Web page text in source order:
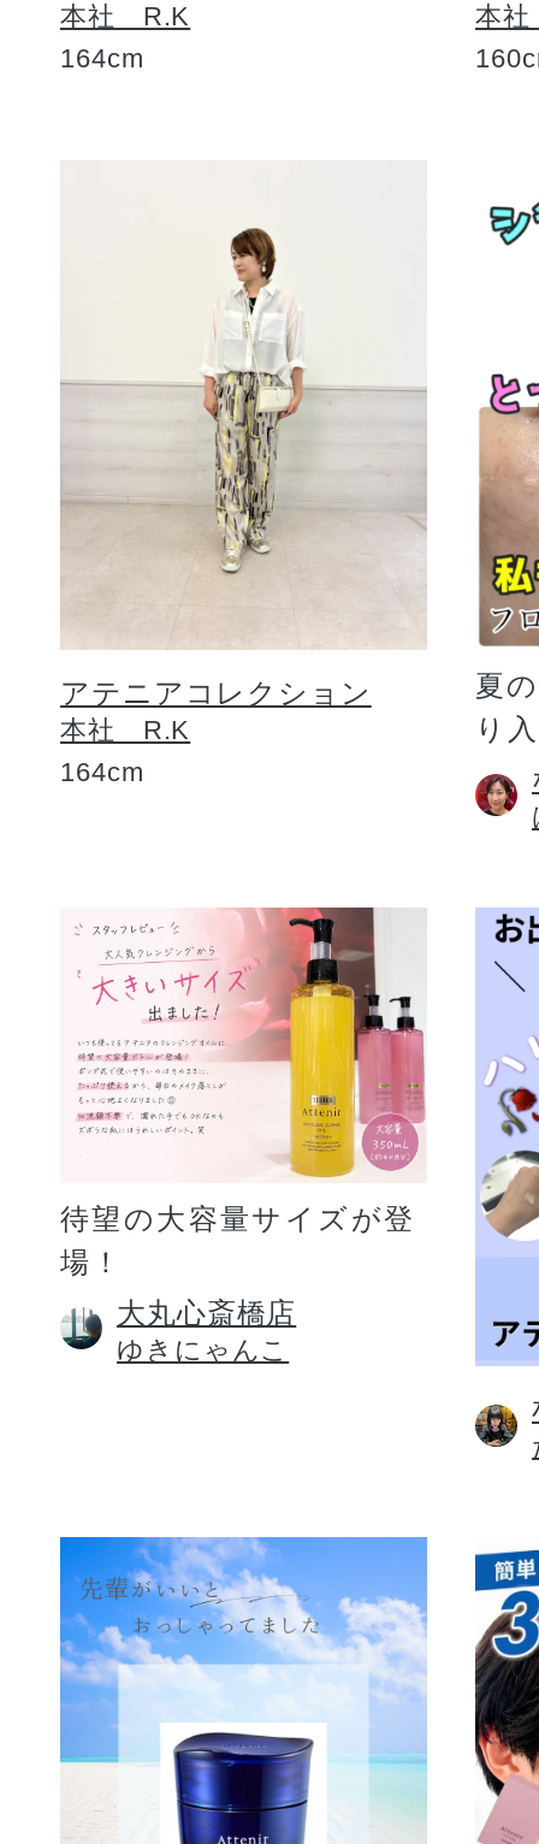
本社 R.K
164cm
本
アテニアコレクション
本社 R.K
164cm
夏
り
待望の大容量サイズが登
場！
大丸心斎橋店
ゆきにゃんこ